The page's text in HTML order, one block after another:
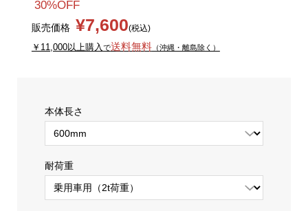
30%OFF
販売価格 ¥7,600(税込)
￥11,000以上購入 で送料無料（沖縄・離島除く）
本体長さ
耐荷重